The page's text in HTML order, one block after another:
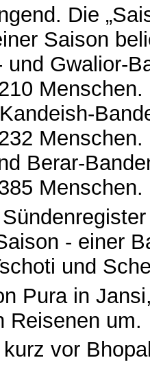
Die
Saison
und Gwalior-
Berar-
Menschen.
- einer
und
Pura in
Reisenen um.
vor